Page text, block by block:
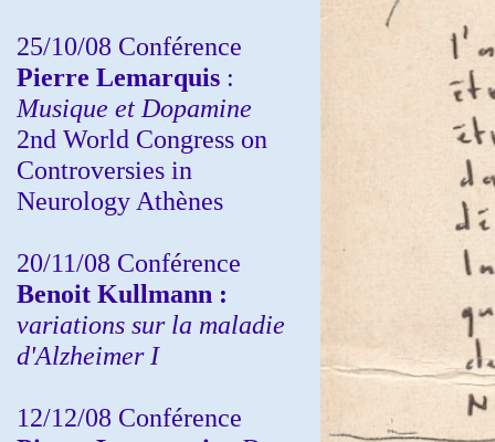
25/10/08 Conférence
Pierre Lemarquis :
Musique et Dopamine
2nd World Congress on
Controversies in
Neurology Athènes
20/11/08 Conférence
Benoit Kullmann :
variations sur la maladie
d'Alzheimer I
12/12/08 Conférence